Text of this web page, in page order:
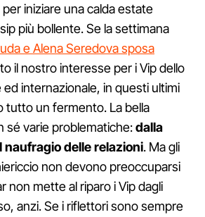
iniziare una calda estate
più bollente. Se la settimana
e Alena Seredova sposa
il nostro interesse per i Vip dello
internazionale, in questi ultimi
tutto un fermento. La bella
sé varie problematiche:dalla
naufragio delle relazioni. Ma gli
non devono preoccuparsi
non mette al riparo i Vip dagli
anzi. Se i riflettori sono sempre